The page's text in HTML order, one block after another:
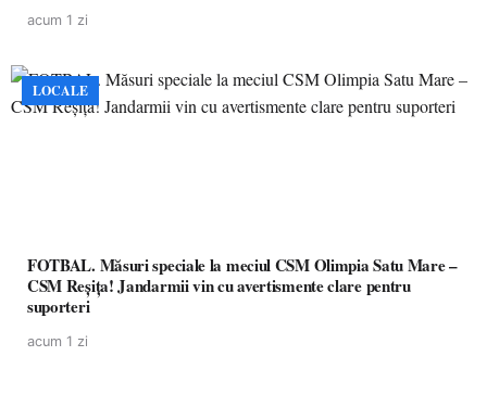
acum 1 zi
LOCALE
FOTBAL. Măsuri speciale la meciul CSM Olimpia Satu Mare –
CSM Reșița! Jandarmii vin cu avertismente clare pentru
suporteri
acum 1 zi